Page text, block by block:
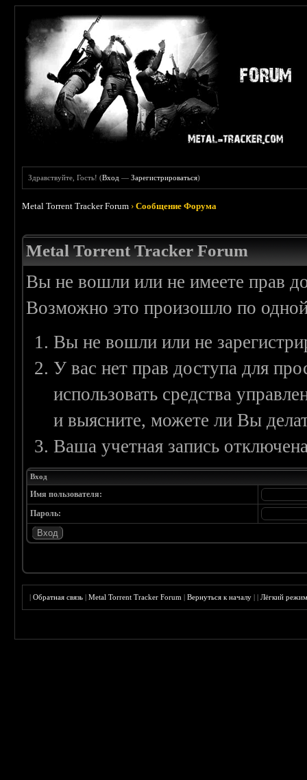
Здравствуйте, Гость! (Вход —Зарегистрироваться)
Metal Torrent Tracker Forum ›Сообщение Форума
Metal Torrent Tracker Forum
Вы не вошли или не имеете прав
Возможно это произошло по
Вы не вошли или не
У вас нет прав доступа для
использовать средства
и выясните, можете ли Вы
Ваша учетная запись
Вход
Имя пользователя:
Пароль:
|Обратная связь |Metal Torrent Tracker Forum |Вернуться к началу ||Лёгкий